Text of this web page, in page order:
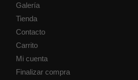
Galería
Tienda
Contacto
Carrito
Mi cuenta
Finalizar compra